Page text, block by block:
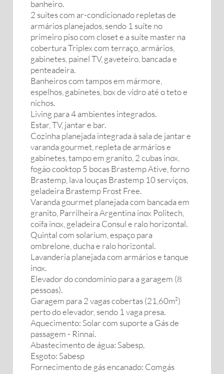
banheiro.
2 suítes com ar-condicionado repletas de
armários planejados, sendo 1 suíte no
primeiro piso com closet e a suíte master na
cobertura Triplex com terraço, armários,
gabinetes, painel TV, gaveteiro, bancada e
penteadeira.
Banheiros com tampos em mármore,
espelhos, gabinetes, box de vidro até o teto e
nichos.
Living para 4 ambientes integrados.
Estar, TV, jantar e bar.
Cozinha planejada integrada à sala de jantar e
varanda gourmet, repleta de armários e
gabinetes, tampo em granito, 2 cubas inox,
fogão cooktop 5 bocas Brastemp Ative, forno
Brastemp, lava louças Brastemp 10 serviços,
geladeira Brastemp Frost Free.
Varanda gourmet planejada com bancada em
granito, Parrilheira Argentina inox Politech,
coifa inox, geladeira Consul e ralo horizontal.
Quintal com solarium, espaço para
ombrelone, ducha e ralo horizontal.
Lavanderia planejada com armários e tanque
inox.
Elevador do condomínio para a garagem (8
pessoas).
Garagem para 2 vagas cobertas (21,60m²)
perto do elevador, sendo 1 vaga presa.
Aquecimento: Solar com suporte a Gás de
passagem - Rinnai.
Abastecimento de água: Sabesp.
Esgoto: Sabesp
Fornecimento de gás encanado: Comgás